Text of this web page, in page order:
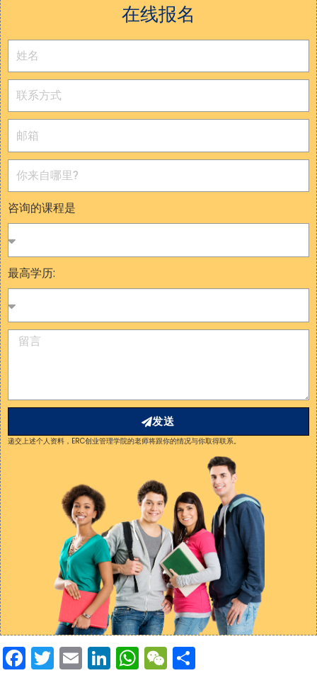
在线报名
咨询的课程是
最高学历:
发送
递交上述个人资料，ERC创业管理学院的老师将跟你的情况与你取得联系。
Facebook
Twitter
EmailLinkedIn
WhatsApp
WeChat